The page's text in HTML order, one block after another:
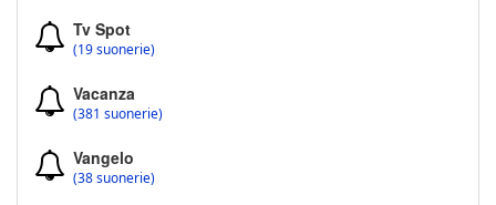
Tv Spot
(19 suonerie)
Vacanza
(381 suonerie)
Vangelo
(38 suonerie)